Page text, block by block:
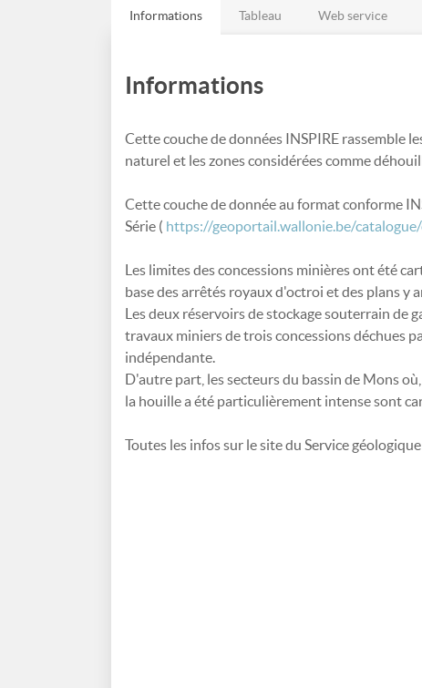
Informations Tableau Web service
Informations
Cette couche de données INSPIRE rassemble
naturel et les zones considérées comme
Cette couche de donnée au format conforme
Série ( https://geoportail.wallonie.be/
Les limites des concessions minières ont été
base des arrêtés royaux d'octroi et des plans y
Les deux réservoirs de stockage souterrain de
travaux miniers de trois concessions déchues
indépendante.
D'autre part, les secteurs du bassin de Mons
la houille a été particulièrement intense sont
Toutes les infos sur le site du Service